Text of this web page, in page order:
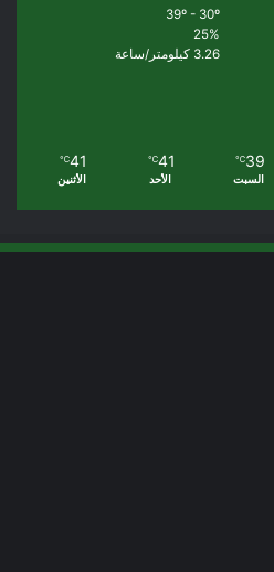
39º - 30º
25%
3.26 كيلومتر/ساعة
39
℃
السبت
41
℃
الأحد
41
℃
الأثنين